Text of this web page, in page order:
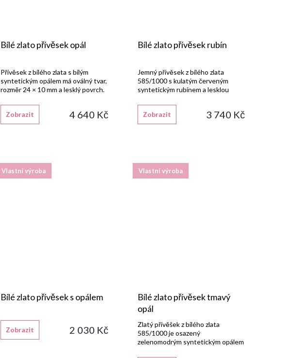
Bílé zlato přívěsek opál
4 640 Kč
Zobrazit
Přívěsek z bílého zlata s bílým
syntetickým opálem má oválný tvar,
rozměr 24 × 10 mm a lesklý povrch.
Dlouhý
Bílé zlato přívěsek rubín
3 740 Kč
Zobrazit
Jemný přívěsek z bílého zlata
585/1000 s kulatým červeným
syntetickým rubínem a lesklou
Vlastní výroba
Bílé zlato přívěsek s opálem
2 030 Kč
Zobrazit
Vlastní výroba
Bílé zlato přívěsek tmavý
opál
Zlatý přívěšek z bílého zlata
585/1000 je osazený
zelenomodrým syntetickým opálem